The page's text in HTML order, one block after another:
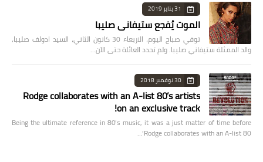
31 يناير 2019
الموت يُفجع ستيفاني صليبا
توفي صباح اليوم، الاربعاء 30 كانون الثاني، السيد ادولف صليبا،
والد الممثلة ستيفاني صليبا. ولم تحدد العائلة حتى الآن…
30 نوفمبر 2018
Rodge collaborates with an A-list 80’s artists
on an exclusive track!
Being the ultimate reference in 80’s music, it was a just matter of time before
Rodge collaborates with an A-list 80’…